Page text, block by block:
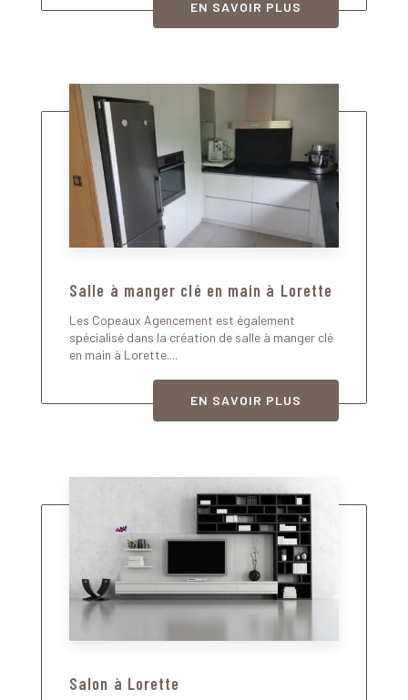
EN SAVOIR PLUS
Salle à manger clé en main à Lorette
Les Copeaux Agencement est également
spécialisé dans la création de salle à manger clé
en main à Lorette....
EN SAVOIR PLUS
Salon à Lorette